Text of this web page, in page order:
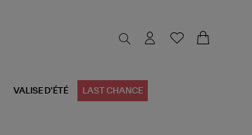
VALISE D'ÉTÉ LAST CHANCE